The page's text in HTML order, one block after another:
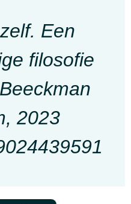
Een
filosofie
2023